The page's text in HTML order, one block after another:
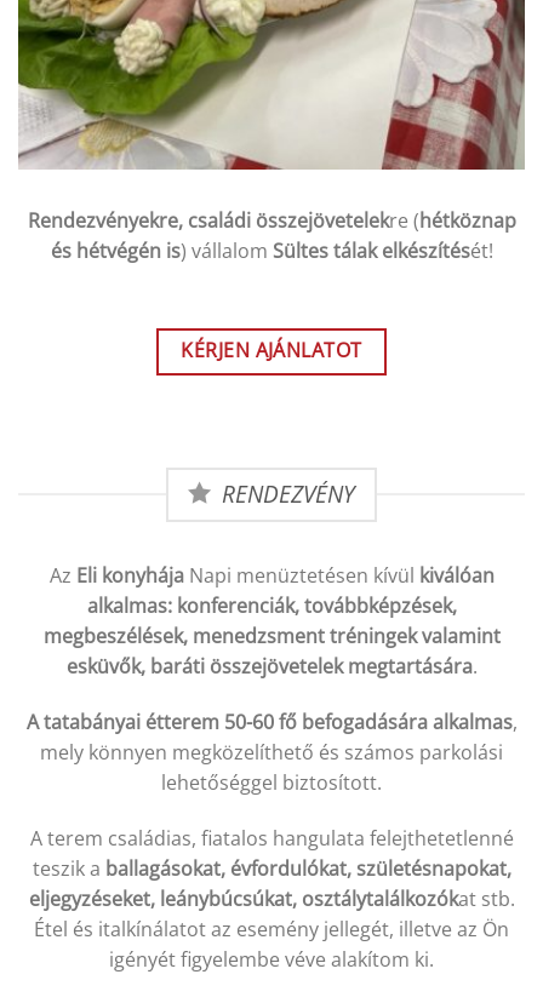
Rendezvényekre, családi összejövetelekre (hétköznap
és hétvégén is) vállalom Sültes tálak elkészítését!
KÉRJEN AJÁNLATOT
RENDEZVÉNY
Az Eli konyhájaNapi menüztetésen kívül kiválóan
alkalmas: konferenciák, továbbképzések,
megbeszélések, menedzsment tréningek valamint
esküvők, baráti összejövetelek megtartására.
A tatabányai étterem 50-60 fő befogadására alkalmas,
mely könnyen megközelíthető és számos parkolási
lehetőséggel biztosított.
A terem családias, fiatalos hangulata felejthetetlenné
teszik a ballagásokat, évfordulókat, születésnapokat,
eljegyzéseket, leánybúcsúkat, osztálytalálkozókat stb.
Étel és italkínálatot az esemény jellegét, illetve az Ön
igényét figyelembe véve alakítom ki.